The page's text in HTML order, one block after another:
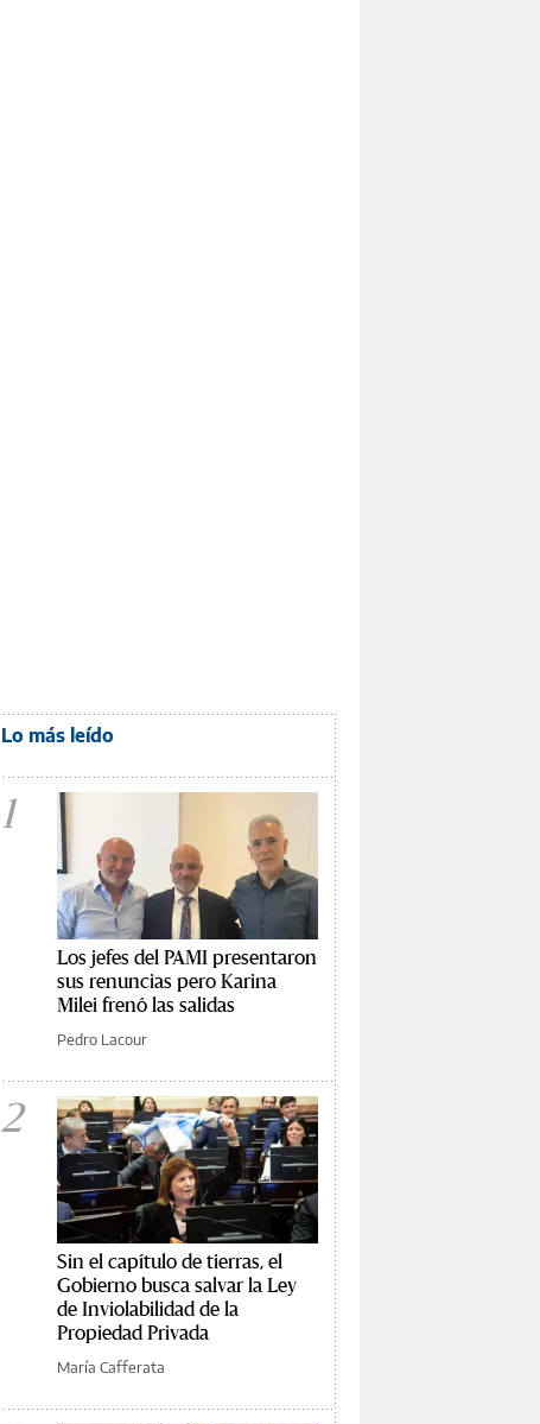
Lo más leído
1
Los jefes del PAMI presentaron
sus renuncias pero Karina
Milei frenó las salidas
Pedro Lacour
2
Sin el capítulo de tierras, el
Gobierno busca salvar la Ley
de Inviolabilidad de la
Propiedad Privada
María Cafferata